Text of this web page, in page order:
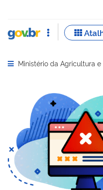
Abrir menu principal de
Ministério da Agricultura e